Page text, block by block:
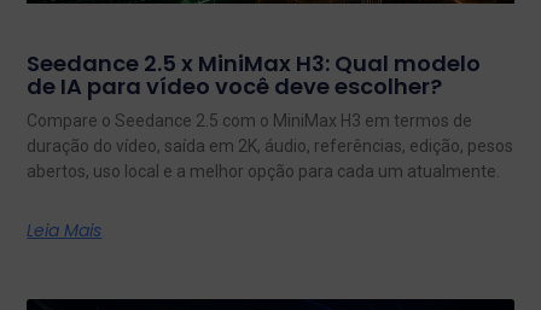
Seedance 2.5 x MiniMax H3: Qual modelo
de IA para vídeo você deve escolher?
Compare o Seedance 2.5 com o MiniMax H3 em termos de
duração do vídeo, saída em 2K, áudio, referências, edição, pesos
abertos, uso local e a melhor opção para cada um atualmente.
Leia Mais